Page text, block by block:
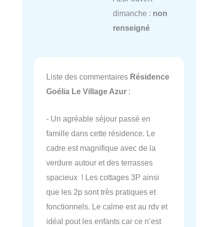
dimanche : non
renseigné
Liste des commentaires Résidence
Goélia Le Village Azur :
- Un agréable séjour passé en
famille dans cette résidence. Le
cadre est magnifique avec de la
verdure autour et des terrasses
spacieux ! Les cottages 3P ainsi
que les 2p sont très pratiques et
fonctionnels. Le calme est au rdv et
idéal pout les enfants car ce n’est